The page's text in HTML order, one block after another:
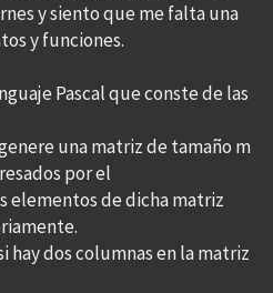
y siento que me falta una
y funciones.
Pascal que conste de las
una matriz de tamaño m
por el
elementos de dicha matriz
hay dos columnas en la matriz